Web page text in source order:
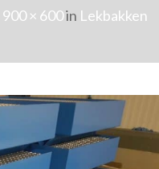
900 × 600in Lekbakken